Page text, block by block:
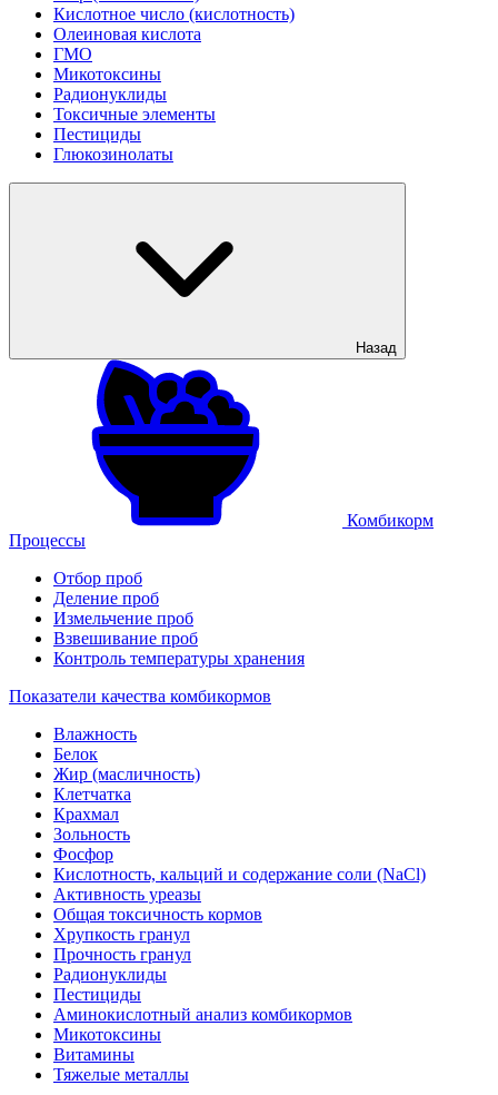
Кислотное число (кислотность)
Олеиновая кислота
ГМО
Микотоксины
Радионуклиды
Токсичные элементы
Пестициды
Глюкозинолаты
Назад
Комбикорм
Процессы
Отбор проб
Деление проб
Измельчение проб
Взвешивание проб
Контроль температуры хранения
Показатели качества комбикормов
Влажность
Белок
Жир (масличность)
Клетчатка
Крахмал
Зольность
Фосфор
Кислотность, кальций и содержание соли (NaCl)
Активность уреазы
Общая токсичность кормов
Хрупкость гранул
Прочность гранул
Радионуклиды
Пестициды
Аминокислотный анализ комбикормов
Микотоксины
Витамины
Тяжелые металлы